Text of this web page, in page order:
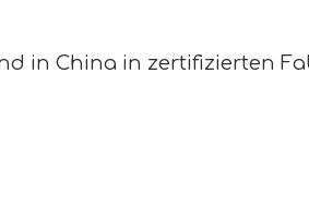
in China in zertifizierten